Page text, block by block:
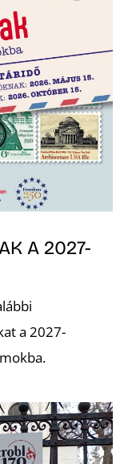
A 2027-
a 2027-